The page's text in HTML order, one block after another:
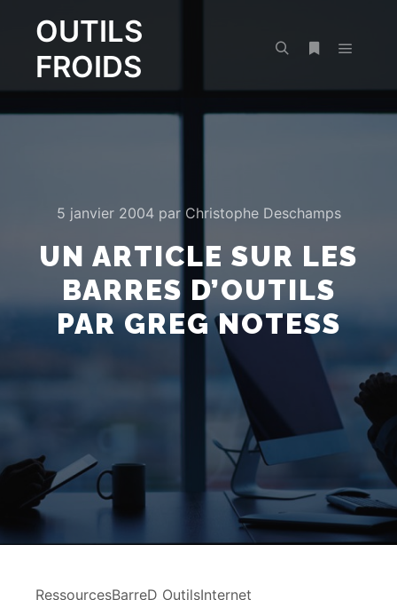
OUTILS
FROIDS
5 janvier 2004par Christophe Deschamps
UN ARTICLE SUR LES
BARRES D’OUTILS
PAR GREG NOTESS
RessourcesBarreD_OutilsInternet